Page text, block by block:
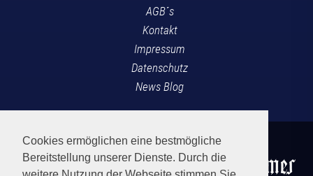
Cookies ermöglichen eine bestmögliche
Bereitstellung unserer Dienste. Durch die
AGB´s
Kontakt
Impressum
Datenschutz
News Blog